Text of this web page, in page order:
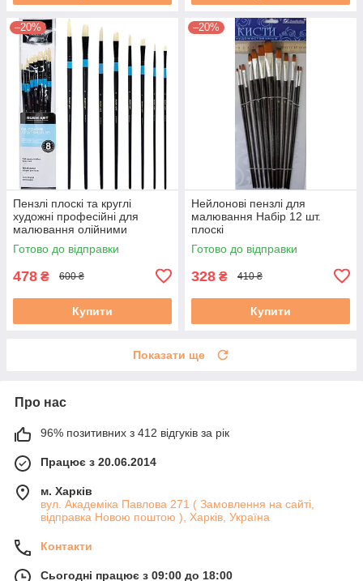
–20%
Пензлі плоскі та круглі
художні професійні для
малювання олійними
фарбами (нейлон) 8шт. (№
2,4,6,8,2,4,6,8)
Готово до відправки
478 ₴ 600 ₴
Купити
–20%
Нейлонові пензлі для
малювання Набір 12 шт.
плоскі
Готово до відправки
328 ₴ 410 ₴
Купити
Показати ще
Про нас
96% позитивних з 412 відгуків за рік
Працює з 20.06.2014
м. Харків
вул. Академіка Павлова 271 ( Замовлення на сайті,
відправка Новою поштою ), Харків, Україна
Контакти
Сьогодні працює з 09:00 до 18:00